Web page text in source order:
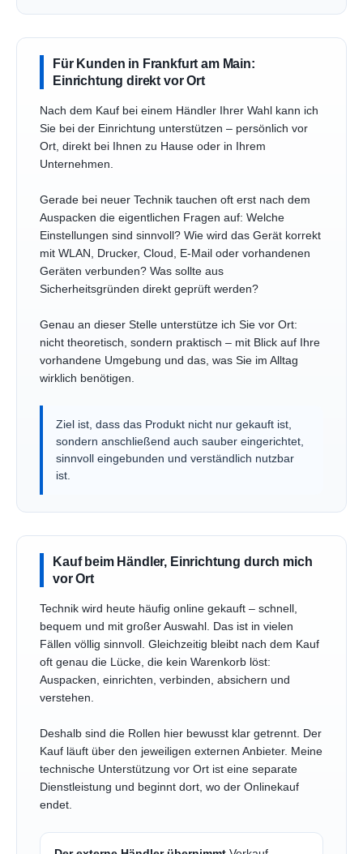
Für Kunden in Frankfurt am Main:
Einrichtung direkt vor Ort
Nach dem Kauf bei einem Händler Ihrer Wahl kann ich
Sie bei der Einrichtung unterstützen – persönlich vor
Ort, direkt bei Ihnen zu Hause oder in Ihrem
Unternehmen.
Gerade bei neuer Technik tauchen oft erst nach dem
Auspacken die eigentlichen Fragen auf: Welche
Einstellungen sind sinnvoll? Wie wird das Gerät korrekt
mit WLAN, Drucker, Cloud, E-Mail oder vorhandenen
Geräten verbunden? Was sollte aus
Sicherheitsgründen direkt geprüft werden?
Genau an dieser Stelle unterstütze ich Sie vor Ort:
nicht theoretisch, sondern praktisch – mit Blick auf Ihre
vorhandene Umgebung und das, was Sie im Alltag
wirklich benötigen.
Ziel ist, dass das Produkt nicht nur gekauft ist,
sondern anschließend auch sauber eingerichtet,
sinnvoll eingebunden und verständlich nutzbar
ist.
Kauf beim Händler, Einrichtung durch mich
vor Ort
Technik wird heute häufig online gekauft – schnell,
bequem und mit großer Auswahl. Das ist in vielen
Fällen völlig sinnvoll. Gleichzeitig bleibt nach dem Kauf
oft genau die Lücke, die kein Warenkorb löst:
Auspacken, einrichten, verbinden, absichern und
verstehen.
Deshalb sind die Rollen hier bewusst klar getrennt. Der
Kauf läuft über den jeweiligen externen Anbieter. Meine
technische Unterstützung vor Ort ist eine separate
Dienstleistung und beginnt dort, wo der Onlinekauf
endet.